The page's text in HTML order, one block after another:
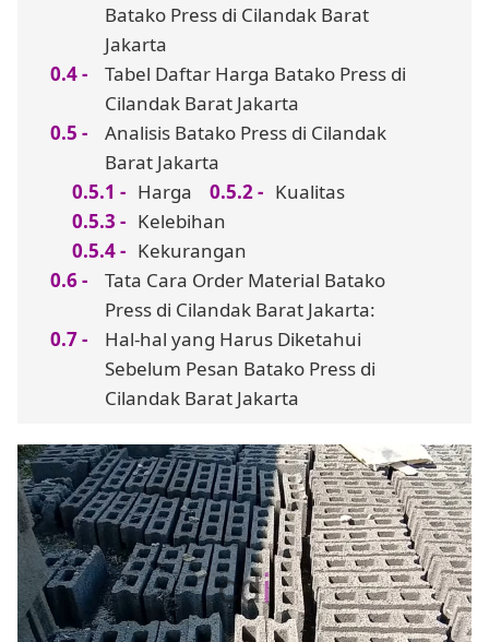
Batako Press di Cilandak Barat
Jakarta
Tabel Daftar Harga Batako Press di
Cilandak Barat Jakarta
Analisis Batako Press di Cilandak
Barat Jakarta
Harga
Kualitas
Kelebihan
Kekurangan
Tata Cara Order Material Batako
Press di Cilandak Barat Jakarta:
Hal-hal yang Harus Diketahui
Sebelum Pesan Batako Press di
Cilandak Barat Jakarta